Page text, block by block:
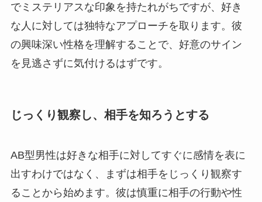
でミステリアスな印象を持たれがちですが、好き
な人に対しては独特なアプローチを取ります。彼
の興味深い性格を理解することで、好意のサイン
を見逃さずに気付けるはずです。
じっくり観察し、相手を知ろうとする
AB型男性は好きな相手に対してすぐに感情を表に
出すわけではなく、まずは相手をじっくり観察す
ることから始めます。彼は慎重に相手の行動や性